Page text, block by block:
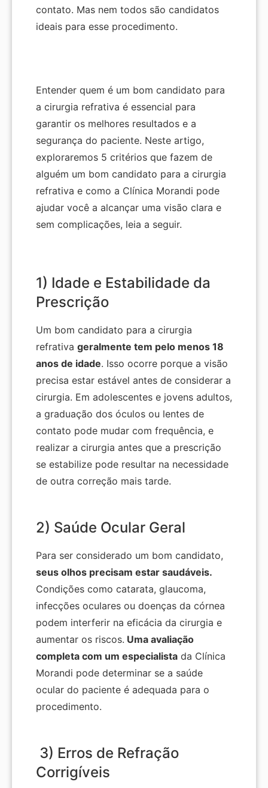
contato. Mas nem todos são candidatos
ideais para esse procedimento.
Entender quem é um bom candidato para
a cirurgia refrativa é essencial para
garantir os melhores resultados e a
segurança do paciente. Neste artigo,
exploraremos 5 critérios que fazem de
alguém um bom candidato para a cirurgia
refrativa e como a Clínica Morandi pode
ajudar você a alcançar uma visão clara e
sem complicações, leia a seguir.
1) Idade e Estabilidade da
Prescrição
Um bom candidato para a cirurgia
refrativa geralmente tem pelo menos 18
anos de idade. Isso ocorre porque a visão
precisa estar estável antes de considerar a
cirurgia. Em adolescentes e jovens adultos,
a graduação dos óculos ou lentes de
contato pode mudar com frequência, e
realizar a cirurgia antes que a prescrição
se estabilize pode resultar na necessidade
de outra correção mais tarde.
2) Saúde Ocular Geral
Para ser considerado um bom candidato,
seus olhos precisam estar saudáveis.
Condições como catarata, glaucoma,
infecções oculares ou doenças da córnea
podem interferir na eficácia da cirurgia e
aumentar os riscos. Uma avaliação
completa com um especialista da Clínica
Morandi pode determinar se a saúde
ocular do paciente é adequada para o
procedimento.
3) Erros de Refração
Corrigíveis